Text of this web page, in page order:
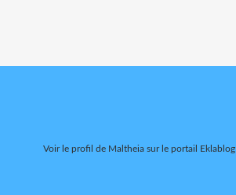
Voir le profil de Maltheiasur le portail Eklablog